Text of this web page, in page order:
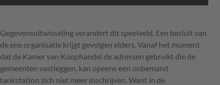
Gegevensuitwisseling verandert dit speelveld. Een besluit van
de ene organisatie krijgt gevolgen elders. Vanaf het moment
dat de Kamer van Koophandel de adressen gebruikt die de
gemeenten vastleggen, kan opeens een onbemand
tankstation zich niet meer inschrijven. Want in de